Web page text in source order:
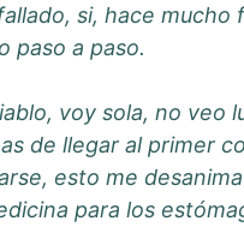
si, hace
paso a paso.
voy sola, no veo
de llegar al primer
esto me
para los